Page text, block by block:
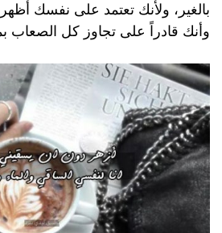
بالغير، ولأنك تعتمد على نفسك
وأنك قادراً على تجاوز كل الصعاب